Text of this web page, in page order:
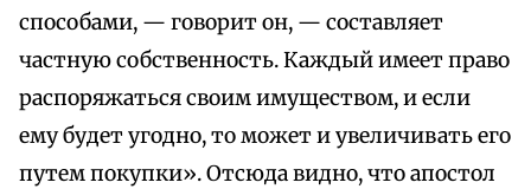
способами, — говорит он, — составляет
частную собственность. Каждый имеет право
распоряжаться своим имуществом, и если
ему будет угодно, то может и увеличивать его
путем покупки». Отсюда видно, что апостол